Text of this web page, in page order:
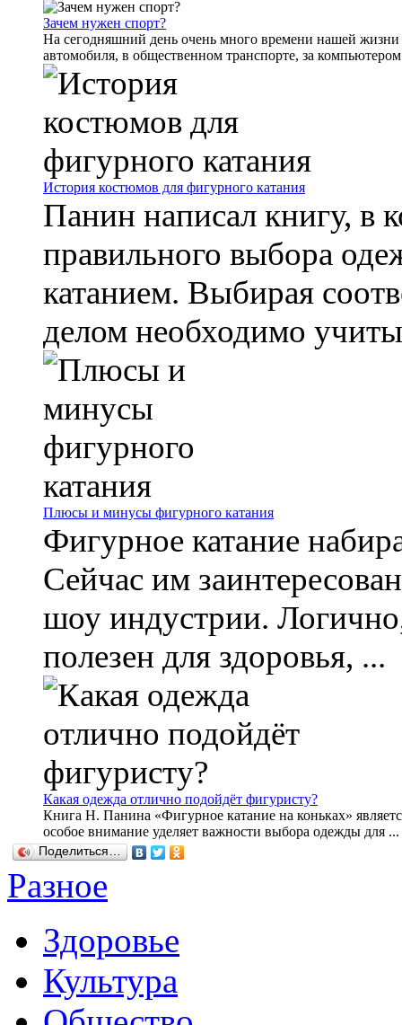
Зачем нужен спорт?
На сегодняшний день очень много времени нашей
автомобиля, в общественном транспорте, за
История костюмов для фигурного катания
Панин написал книгу, в
правильного выбора
катанием. Выбирая
делом необходимо
Плюсы и минусы фигурного катания
Фигурное катание
Сейчас им
шоу индустрии.
полезен для здоровья, ...
Какая одежда отлично подойдёт фигуристу?
Книга Н. Панина «Фигурное катание на коньках»
особое внимание уделяет важности выбора одежды для ...
Поделиться…
Разное
Здоровье
Культура